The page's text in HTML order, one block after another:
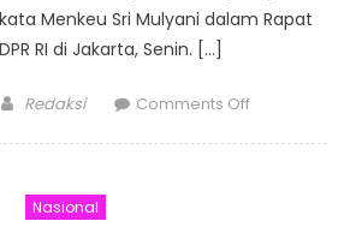
Menkeu Sri Mulyani dalam Rapat
RI di Jakarta, Senin. […]
Author
Redaksi Comments Offon
Nasional